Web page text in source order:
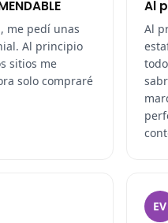
me pedí unas
Al principio
sitios me
solo compraré
Al
Al
EV